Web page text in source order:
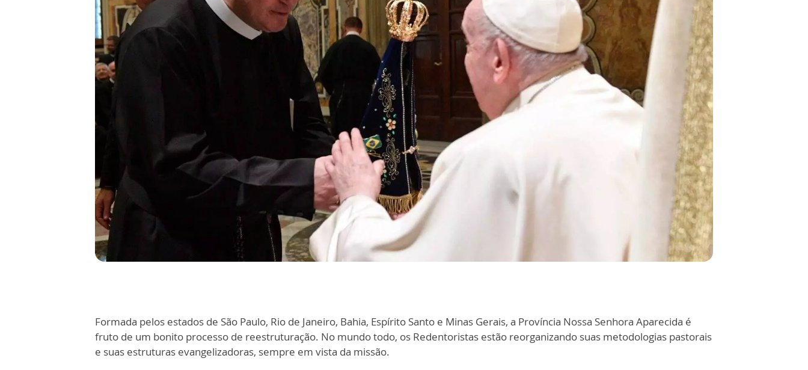
Formada pelos estados de São Paulo, Rio de Janeiro, Bahia, Espírito Santo e Minas Gerais, a Província Nossa Senhora Aparecida é
fruto de um bonito processo de reestruturação. No mundo todo, os Redentoristas estão reorganizando suas metodologias pastorais
e suas estruturas evangelizadoras, sempre em vista da missão.